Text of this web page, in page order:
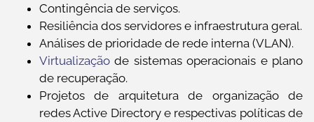
Contingência de serviços.
Resiliência dos servidores e infraestrutura geral.
Análises de prioridade de rede interna (VLAN).
Virtualização de sistemas operacionais e plano
de recuperação.
Projetos de arquitetura de organização de
redes Active Directory e respectivas políticas de